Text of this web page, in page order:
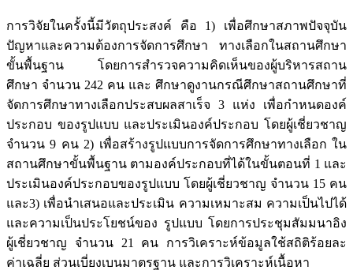
การวิจัยในครั้งนี้มีวัตถุประสงค์ คือ 1) เพื่อศึกษาสภาพปัจจุบัน
ปัญหาและความต้องการจัดการศึกษา ทางเลือกในสถานศึกษา
ขั้นพื้นฐาน โดยการสำรวจความคิดเห็นของผู้บริหารสถาน
ศึกษา จำนวน 242 คน และ ศึกษาดูงานกรณีศึกษาสถานศึกษาที่
จัดการศึกษาทางเลือกประสบผลสาเร็จ 3 แห่ง เพื่อกำหนดองค์
ประกอบ ของรูปแบบ และประเมินองค์ประกอบ โดยผู้เชี่ยวชาญ
จำนวน 9 คน 2) เพื่อสร้างรูปแบบการจัดการศึกษาทางเลือก ใน
สถานศึกษาขั้นพื้นฐาน ตามองค์ประกอบที่ได้ในขั้นตอนที่ 1 และ
ประเมินองค์ประกอบของรูปแบบ โดยผู้เชี่ยวชาญ จำนวน 15 คน
และ3) เพื่อนำเสนอและประเมิน ความเหมาะสม ความเป็นไปได้
และความเป็นประโยชน์ของ รูปแบบ โดยการประชุมสัมมนาอิง
ผู้เชี่ยวชาญ จำนวน 21 คน การวิเคราะห์ข้อมูลใช้สถิติร้อยละ
ค่าเฉลี่ย ส่วนเบี่ยงเบนมาตรฐาน และการวิเคราะห์เนื้อหา